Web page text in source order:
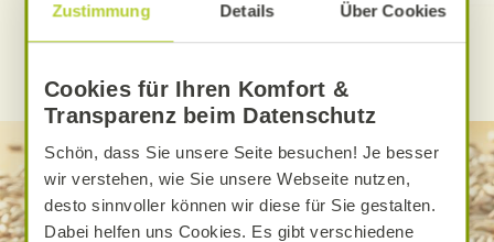
Zustimmung Details Über Cookies
Cookies für Ihren Komfort &
Transparenz beim Datenschutz
Schön, dass Sie unsere Seite besuchen! Je besser
wir verstehen, wie Sie unsere Webseite nutzen,
desto sinnvoller können wir diese für Sie gestalten.
Dabei helfen uns Cookies. Es gibt verschiedene